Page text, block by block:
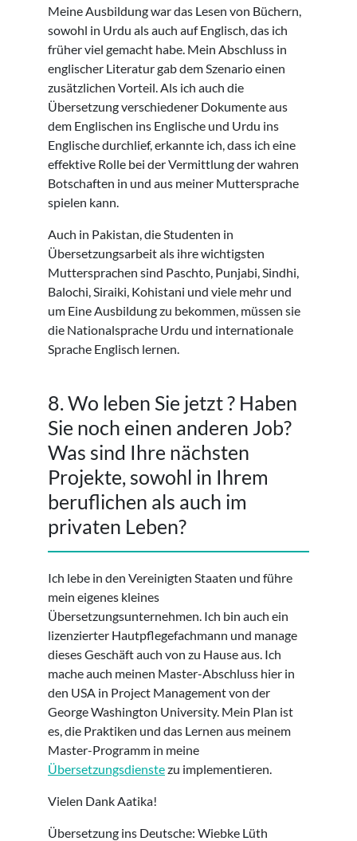
Meine Ausbildung war das Lesen von Büchern,
sowohl in Urdu als auch auf Englisch, das ich
früher viel gemacht habe. Mein Abschluss in
englischer Literatur gab dem Szenario einen
zusätzlichen Vorteil. Als ich auch die
Übersetzung verschiedener Dokumente aus
dem Englischen ins Englische und Urdu ins
Englische durchlief, erkannte ich, dass ich eine
effektive Rolle bei der Vermittlung der wahren
Botschaften in und aus meiner Muttersprache
spielen kann.
Auch in Pakistan, die Studenten in
Übersetzungsarbeit als ihre wichtigsten
Muttersprachen sind Paschto, Punjabi, Sindhi,
Balochi, Siraiki, Kohistani und viele mehr und
um Eine Ausbildung zu bekommen, müssen sie
die Nationalsprache Urdu und internationale
Sprache Englisch lernen.
8. Wo leben Sie jetzt ? Haben
Sie noch einen anderen Job?
Was sind Ihre nächsten
Projekte, sowohl in Ihrem
beruflichen als auch im
privaten Leben?
Ich lebe in den Vereinigten Staaten und führe
mein eigenes kleines
Übersetzungsunternehmen. Ich bin auch ein
lizenzierter Hautpflegefachmann und manage
dieses Geschäft auch von zu Hause aus. Ich
mache auch meinen Master-Abschluss hier in
den USA in Project Management von der
George Washington University. Mein Plan ist
es, die Praktiken und das Lernen aus meinem
Master-Programm in meine
Übersetzungsdienstezu implementieren.
Vielen Dank Aatika!
Übersetzung ins Deutsche: Wiebke Lüth